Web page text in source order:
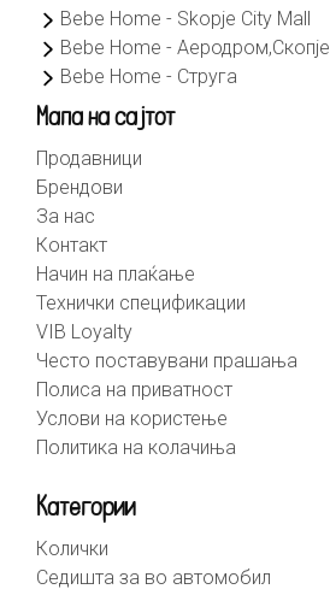
Bebe Home - Skopje City Mall
Bebe Home - Аеродром,Скопје
Bebe Home - Струга
Мапа на сајтот
Продавници
Брендови
За нас
Контакт
Начин на плаќање
Технички спецификации
VIB Loyalty
Често поставувани прашања
Полиса на приватност
Услови на користење
Политика на колачиња
Категории
Колички
Седишта за во автомобил